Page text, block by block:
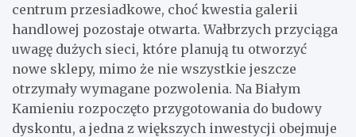
centrum przesiadkowe, choć kwestia galerii
handlowej pozostaje otwarta. Wałbrzych przyciąga
uwagę dużych sieci, które planują tu otworzyć
nowe sklepy, mimo że nie wszystkie jeszcze
otrzymały wymagane pozwolenia. Na Białym
Kamieniu rozpoczęto przygotowania do budowy
dyskontu, a jedna z większych inwestycji obejmuje